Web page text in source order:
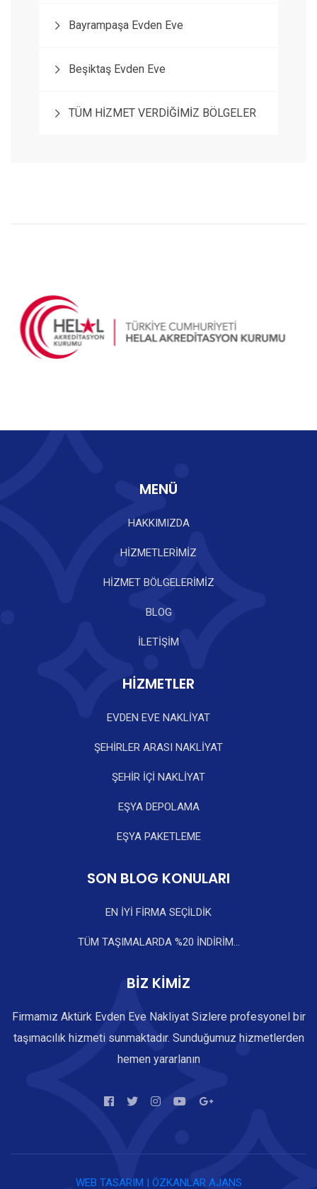
Bayrampaşa Evden Eve
Beşiktaş Evden Eve
TÜM HİZMET VERDİĞİMİZ BÖLGELER
MENÜ
HAKKIMIZDA
HİZMETLERİMİZ
HİZMET BÖLGELERİMİZ
BLOG
İLETİŞİM
HİZMETLER
EVDEN EVE NAKLİYAT
ŞEHİRLER ARASI NAKLİYAT
ŞEHİR İÇİ NAKLİYAT
EŞYA DEPOLAMA
EŞYA PAKETLEME
SON BLOG KONULARI
EN İYİ FİRMA SEÇİLDİK
TÜM TAŞIMALARDA %20 İNDİRİM...
BİZ KİMİZ
Firmamız Aktürk Evden Eve Nakliyat Sizlere profesyonel bir
taşımacılık hizmeti sunmaktadır. Sunduğumuz hizmetlerden
hemen yararlanın
WEB TASARIM | ÖZKANLAR AJANS